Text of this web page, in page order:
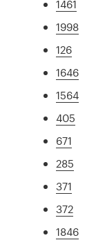
1461
1998
126
1646
1564
405
671
285
371
372
1846